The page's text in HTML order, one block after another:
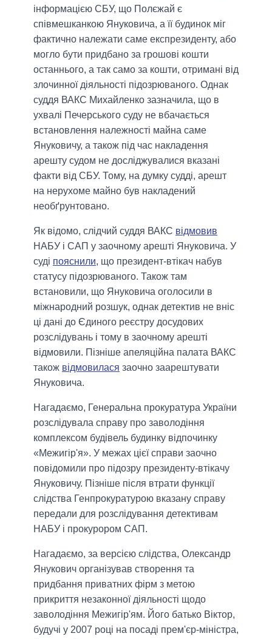
інформацією СБУ, що Полєжай є
співмешканкою Януковича, а її будинок міг
фактично належати саме експрезиденту, або
могло бути придбано за грошові кошти
останнього, а так само за кошти, отримані від
злочинної діяльності підозрюваного. Однак
суддя ВАКС Михайленко зазначила, що в
ухвалі Печерського суду не вбачається
встановлення належності майна саме
Януковичу, а також під час накладення
арешту судом не досліджувалися вказані
факти від СБУ. Тому, на думку судді, арешт
на нерухоме майно був накладений
необґрунтовано.
Як відомо, слідчий суддя ВАКС відмовив
НАБУ і САП у заочному арешті Януковича. У
суді пояснили, що президент-втікач набув
статусу підозрюваного. Також там
встановили, що Януковича оголосили в
міжнародний розшук, однак детектив не вніс
ці дані до Єдиного реєстру досудових
розслідувань і тому в заочному арешті
відмовили. Пізніше апеляційна палата ВАКС
також відмовилася заочно заарештувати
Януковича.
Нагадаємо, Генеральна прокуратура України
розслідувала справу про заволодіння
комплексом будівель будинку відпочинку
«Межигір'я». У межах цієї справи заочно
повідомили про підозру президенту-втікачу
Януковичу. Пізніше після втрати функції
слідства Генпрокуратурою вказану справу
передали для розслідування детективам
НАБУ і прокурором САП.
Нагадаємо, за версією слідства, Олександр
Янукович організував створення та
придбання приватних фірм з метою
прикриття незаконної діяльності щодо
заволодіння Межигір'ям. Його батько Віктор,
будучі у 2007 році на посаді прем'єр-міністра,